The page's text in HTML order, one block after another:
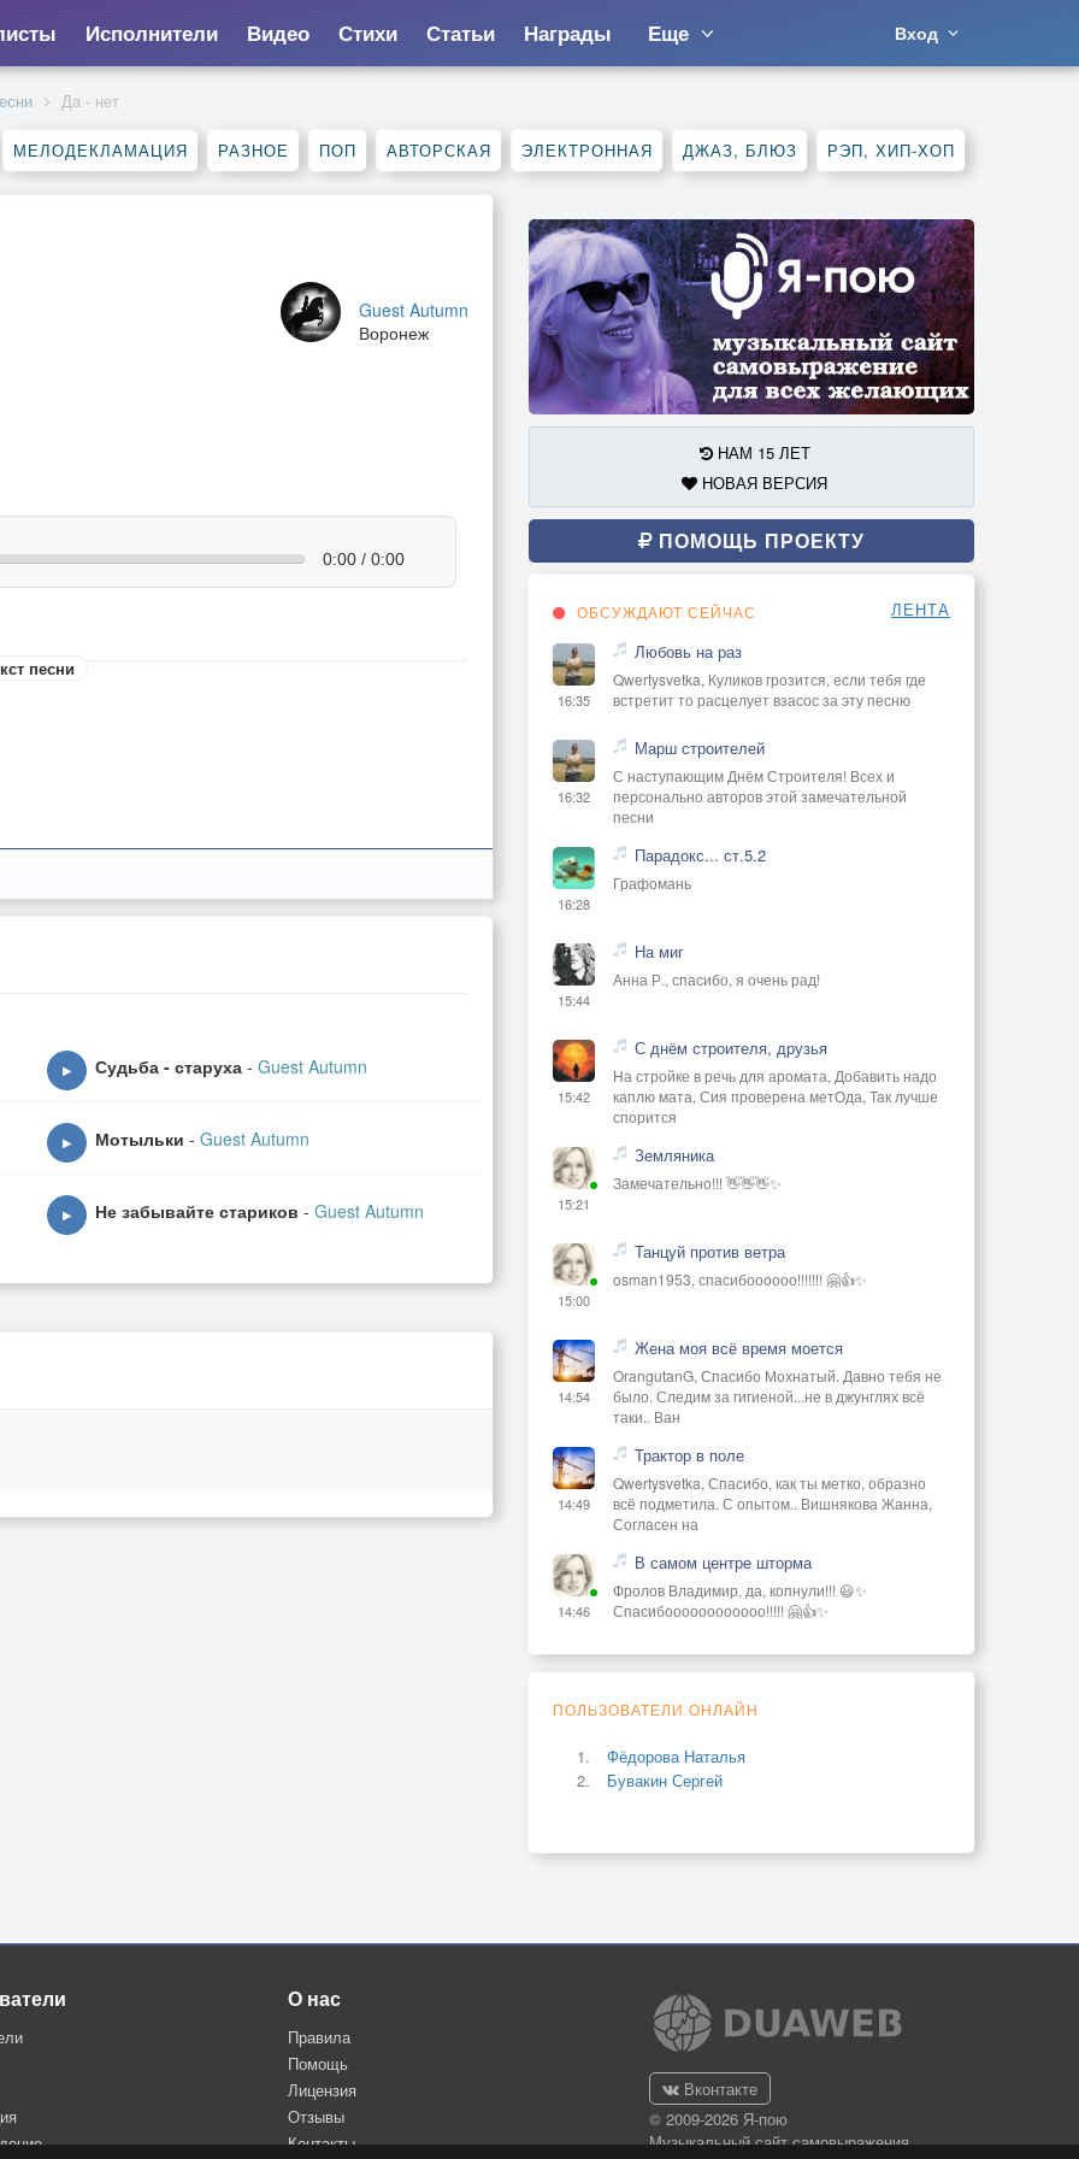
Исполнители Видео Стихи Статьи Награды Еще Вход
Да - нет
МЕЛОДЕКЛАМАЦИЯ РАЗНОЕ ПОП АВТОРСКАЯ ЭЛЕКТРОННАЯ ДЖАЗ, БЛЮЗ РЭП, ХИП-ХОП
Guest Autumn
Воронеж
0:00 / 0:00
песни
▶ Судьба - старуха - Guest Autumn
▶ Мотыльки - Guest Autumn
▶ Не забывайте стариков - Guest Autumn
НАМ 15 ЛЕТ
НОВАЯ ВЕРСИЯ
ПОМОЩЬ ПРОЕКТУ
ОБСУЖДАЮТ СЕЙЧАС ЛЕНТА
16:35
Любовь на раз
Qwertysvetka, Куликов грозится, если тебя где
встретит то расцелует взасос за эту песню
16:32
Марш строителей
С наступающим Днём Строителя! Всех и
персонально авторов этой замечательной
песни
16:28
Парадокс... ст.5.2
Графомань
15:44
На миг
Анна Р., спасибо, я очень рад!
15:42
С днём строителя, друзья
На стройке в речь для аромата, Добавить надо
каплю мата, Сия проверена метОда, Так лучше
спорится
15:21
Земляника
Замечательно!!! 👋👋👋✨
15:00
Танцуй против ветра
osman1953, спасибоооооо!!!!!!! 🤗👍✨
14:54
Жена моя всё время моется
OrangutanG, Спасибо Мохнатый. Давно тебя не
было. Следим за гигиеной...не в джунглях всё
таки.. Ван
14:49
Трактор в поле
Qwertysvetka, Спасибо, как ты метко, образно
всё подметила. С опытом.. Вишнякова Жанна,
Согласен на
14:46
В самом центре шторма
Фролов Владимир, да, копнули!!! 😃✨
Спасибоооооооооооо!!!!! 🤗👍✨
ПОЛЬЗОВАТЕЛИ ОНЛАЙН
Фёдорова Наталья
Бувакин Сергей
О нас
Правила
Помощь
Лицензия
Отзывы
Контакты
Вконтакте
© 2009-2026 Я-пою
Музыкальный сайт самовыражения